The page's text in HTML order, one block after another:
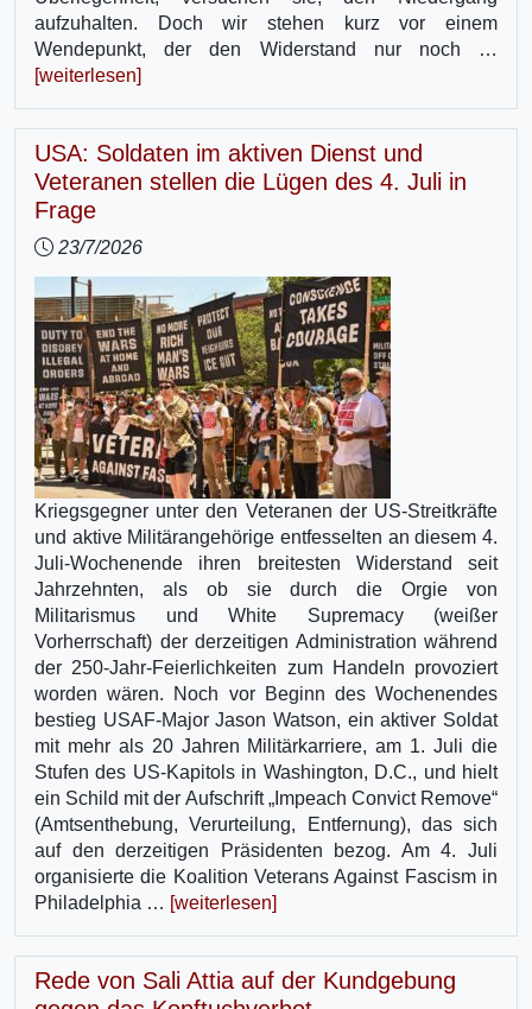
aufzuhalten. Doch wir stehen kurz vor einem
Wendepunkt, der den Widerstand nur noch …
[weiterlesen]
USA: Soldaten im aktiven Dienst und
Veteranen stellen die Lügen des 4. Juli in
Frage
23/7/2026
Kriegsgegner unter den Veteranen der US-Streitkräfte
und aktive Militärangehörige entfesselten an diesem 4.
Juli-Wochenende ihren breitesten Widerstand seit
Jahrzehnten, als ob sie durch die Orgie von
Militarismus und White Supremacy (weißer
Vorherrschaft) der derzeitigen Administration während
der 250-Jahr-Feierlichkeiten zum Handeln provoziert
worden wären. Noch vor Beginn des Wochenendes
bestieg USAF-Major Jason Watson, ein aktiver Soldat
mit mehr als 20 Jahren Militärkarriere, am 1. Juli die
Stufen des US-Kapitols in Washington, D.C., und hielt
ein Schild mit der Aufschrift „Impeach Convict Remove“
(Amtsenthebung, Verurteilung, Entfernung), das sich
auf den derzeitigen Präsidenten bezog. Am 4. Juli
organisierte die Koalition Veterans Against Fascism in
Philadelphia … [weiterlesen]
Rede von Sali Attia auf der Kundgebung